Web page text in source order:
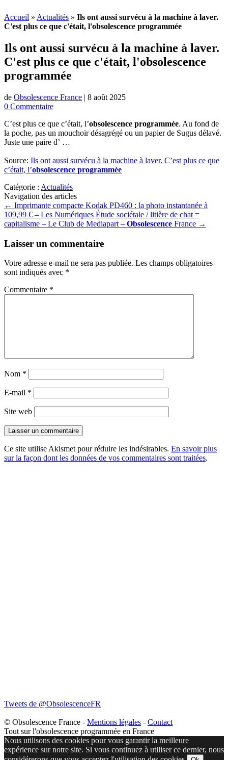
Accueil » Actualités » Ils ont aussi survécu à la machine à laver.
C'est plus ce que c'était, l'obsolescence programmée
Ils ont aussi survécu à la machine à laver.
C'est plus ce que c'était, l'obsolescence
programmée
de Obsolescence France | 8 août 2025
0 Commentaire
C’est plus ce que c’était, l’obsolescence programmée. Au fond de
la poche, pas un mouchoir désagrégé ou un papier de Sugus délavé.
Juste une paire d’ …
Source: Ils ont aussi survécu à la machine à laver. C’est plus ce que
c’était, l’obsolescence programmée
Catégorie : Actualités
Navigation des articles
← Imprimante compacte Kodak PD460 : la photo instantanée à
109,99 € – Les Numériques Étude sociétale / litière de chat =
capitalisme – Le Club de Mediapart – Obsolescence France →
Laisser un commentaire
Votre adresse e-mail ne sera pas publiée. Les champs obligatoires
sont indiqués avec *
Commentaire *
Nom *
E-mail *
Site web
Ce site utilise Akismet pour réduire les indésirables. En savoir plus
sur la façon dont les données de vos commentaires sont traitées.
Tweets de @ObsolescenceFR
© Obsolescence France - Mentions légales - Contact
Tout sur l'obsolescence programmée en France
Nous utilisons des cookies pour vous garantir la meilleure
expérience sur notre site. Si vous continuez à utiliser ce dernier, nous